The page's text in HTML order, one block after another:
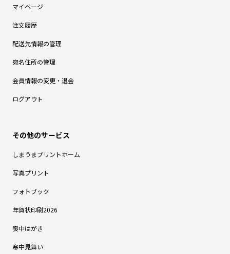
マイページ
注文履歴
配送先情報の管理
宛名住所の管理
会員情報の変更・退会
ログアウト
しまうまプリントホーム
写真プリント
フォトブック
年賀状印刷2026
喪中はがき
寒中見舞い